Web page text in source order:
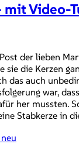
mit Video-
der lieben
sie die Kerzen
das auch
war,
her mussten.
Stabkerze